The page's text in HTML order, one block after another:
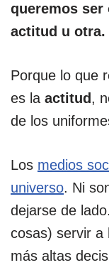
queremos ser
actitud u otra.
Porque lo que
es la actitud ,
de los
Los medios
universo. Ni
dejarse de
cosas) servir a
más altas